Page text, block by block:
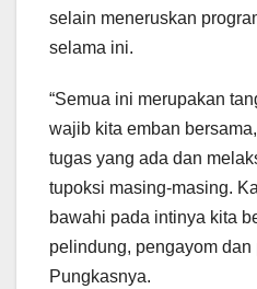
selain meneruskan
selama ini.
“Semua ini merupakan
wajib kita emban
tugas yang ada dan
tupoksi masing-masing.
bawahi pada intinya kita
pelindung, pengayom dan
Pungkasnya.